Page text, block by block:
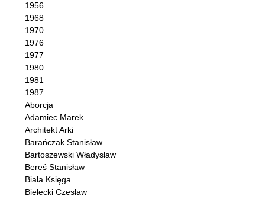
1956
1968
1970
1976
1977
1980
1981
1987
Aborcja
Adamiec Marek
Architekt Arki
Barańczak Stanisław
Bartoszewski Władysław
Bereś Stanisław
Biała Księga
Bielecki Czesław